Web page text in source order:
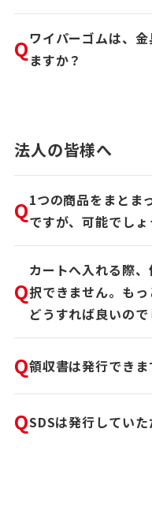
Qワイパーゴムは、
ますか？
法人の皆様へ
Q1つの商品をまとま
ですが、可能でしょ
Q
カートへ入れる際
択できません。も
どうすれば良いので
Q領収書は発行できま
QSDSは発行していた